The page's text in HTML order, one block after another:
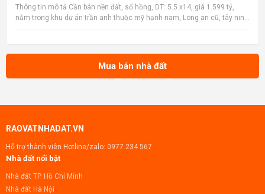
Thông tin mô tả Cần bán nền đất, sổ hồng, DT: 5.5 x14, giá 1.599 tỷ,
nằm trong khu dự án trần anh thuộc mỹ hạnh nam, Long an cũ, tây ninh
Mua bán nhà đất
RAOVATNHADAT.VN
Hỗ trợ thành viên Hotline/zalo: 0977 234 567
Nhà đất nổi bật
Nhà đất TP. Hồ Chí Minh
Nhà đất Hà Nội